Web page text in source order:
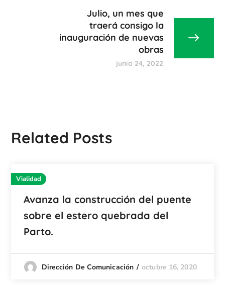
Julio, un mes que
traerá consigo la
inauguración de nuevas
obras
junio 24, 2022
Related Posts
Vialidad
Avanza la construcción del puente
sobre el estero quebrada del
Parto.
Dirección De Comunicación octubre 16, 2020